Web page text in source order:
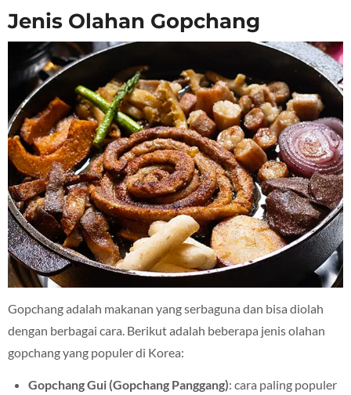
Jenis Olahan Gopchang
Gopchang adalah makanan yang serbaguna dan bisa diolah
dengan berbagai cara. Berikut adalah beberapa jenis olahan
gopchang yang populer di Korea:
Gopchang Gui (Gopchang Panggang): cara paling populer